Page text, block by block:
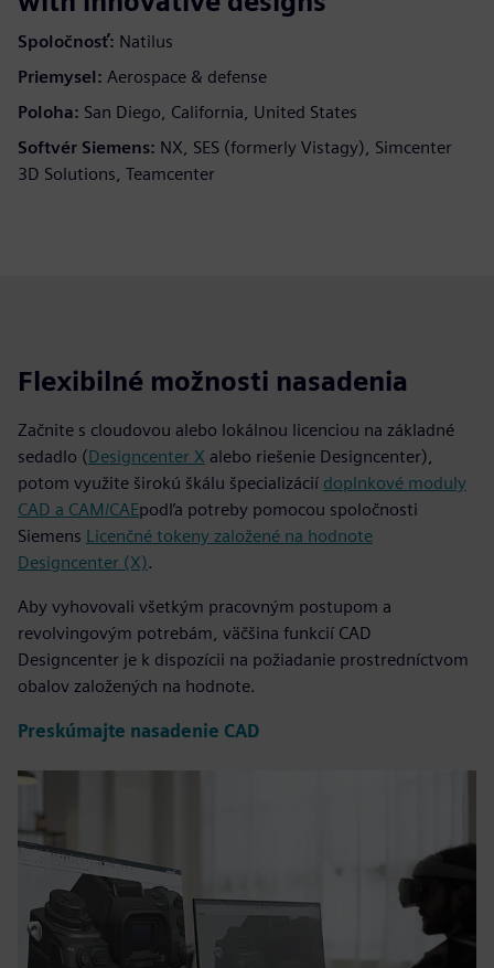
Spoločnosť: Natilus
Priemysel: Aerospace & defense
Poloha: San Diego, California, United States
Softvér Siemens: NX, SES (formerly Vistagy), Simcenter
3D Solutions, Teamcenter
Flexibilné možnosti nasadenia
Začnite s cloudovou alebo lokálnou licenciou na základné
sedadlo (Designcenter X alebo riešenie Designcenter),
potom využite širokú škálu špecializácií doplnkové moduly
CAD a CAM/CAEpodľa potreby pomocou spoločnosti
Siemens Licenčné tokeny založené na hodnote
Designcenter (X).
Aby vyhovovali všetkým pracovným postupom a
revolvingovým potrebám, väčšina funkcií CAD
Designcenter je k dispozícii na požiadanie prostredníctvom
obalov založených na hodnote.
Preskúmajte nasadenie CAD